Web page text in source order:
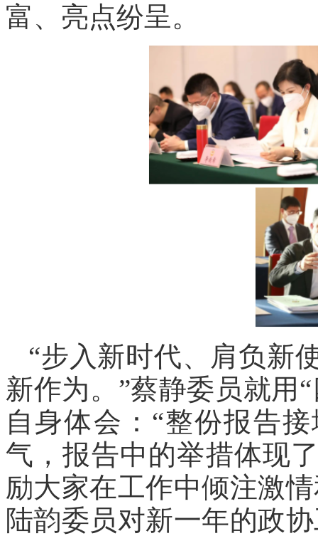
富、亮点纷呈。
“步入新时代、肩负新
新作为。”蔡静委员就用
自身体会：“整份报告
气，报告中的举措体现
励大家在工作中倾注激
陆韵委员对新一年的政